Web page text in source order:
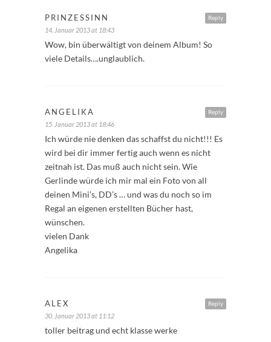
Reply
PRINZESSINN
14. Januar 2013 at 18:43
Wow, bin überwältigt von deinem Album! So
viele Details….unglaublich.
Reply
ANGELIKA
15. Januar 2013 at 18:46
Ich würde nie denken das schaffst du nicht!!! Es
wird bei dir immer fertig auch wenn es nicht
zeitnah ist. Das muß auch nicht sein. Wie
Gerlinde würde ich mir mal ein Foto von all
deinen Mini’s, DD’s … und was du noch so im
Regal an eigenen erstellten Bücher hast,
wünschen.
vielen Dank
Angelika
Reply
ALEX
30. Januar 2013 at 11:12
toller beitrag und echt klasse werke